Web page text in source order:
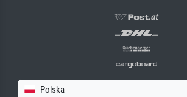
Polska